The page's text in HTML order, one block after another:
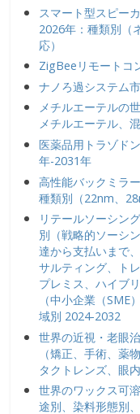
スマート型スピー
2026年：種類別（
応）
ZigBeeリモートコ
ナノろ過システム
メチルエーテルの
メチルエーテル、
医薬品用トラゾド
年-2031年
高性能バックミラ
種類別（22nm、
リテールソーシン
別（戦略的ソーシ
達から支払いまで
サルティング、ト
プレミス、ハイブ
（中小企業（
域別 2024-2032
世界の近視・老眼
（矯正、手術、薬
タクトレンズ、眼
世界のワックス可
途別、染料形態別